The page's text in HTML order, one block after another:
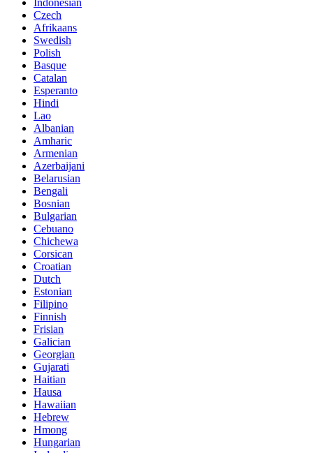
Indonesian
Czech
Afrikaans
Swedish
Polish
Basque
Catalan
Esperanto
Hindi
Lao
Albanian
Amharic
Armenian
Azerbaijani
Belarusian
Bengali
Bosnian
Bulgarian
Cebuano
Chichewa
Corsican
Croatian
Dutch
Estonian
Filipino
Finnish
Frisian
Galician
Georgian
Gujarati
Haitian
Hausa
Hawaiian
Hebrew
Hmong
Hungarian